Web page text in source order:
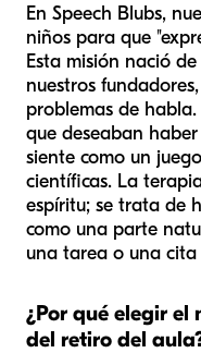
En Speech Blubs,
niños para que
Esta misión nació
nuestros
problemas de
que deseaban
siente como un
científicas. La
espíritu; se trata de
como una parte
una tarea o una cita
¿Por qué elegir el
del retiro del